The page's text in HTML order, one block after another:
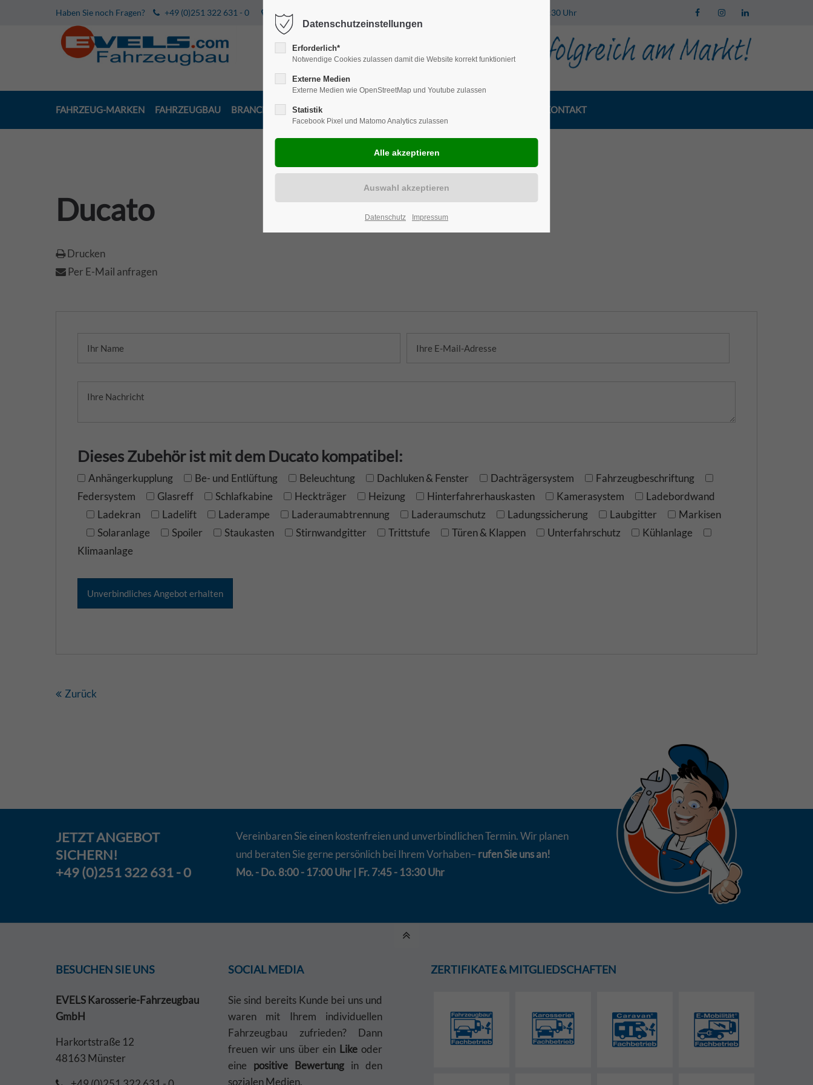
Haben Sie noch Fragen? +49 (0)251 322 631 - 0 Harkortstraße 12, 48163 Münster Mo.-Do. 8:00 - 17:00 | Fr. 7:45 - 13:30 Uhr
FAHRZEUG-MARKEN FAHRZEUGBAU BRANCHENLÖSUNGEN KONTAKT
Ducato
Drucken
Per E-Mail anfragen
Dieses Zubehör ist mit dem Ducato kompatibel:
Anhängerkupplung Be- und Entlüftung Beleuchtung Dachluken & Fenster Dachträgersystem
Fahrzeugbeschriftung
Federsystem
Glasreff Schlafkabine Heckträger Heizung Hinterfahrerhauskasten Kamerasystem
Ladebordwand
Ladekran
Ladelift Laderampe Laderaumabtrennung Laderaumschutz Ladungssicherung Laubgitter
Markisen
Solaranlage
Spoiler Staukasten Stirnwandgitter Trittstufe Türen & Klappen Unterfahrschutz
Kühlanlage
Klimaanlage
Zurück
JETZTANGEBOT
SICHERN!
+49 (0)251 322 631 - 0
Vereinbaren Sie einen kostenfreien und unverbindlichen Termin. Wir planen
und beraten Sie gerne persönlich bei Ihrem Vorhaben– rufen Sie uns an!
Mo. - Do. 8:00 - 17:00 Uhr | Fr. 7:45 - 13:30 Uhr
BESUCHEN SIE UNS
EVELS Karosserie-Fahrzeugbau
GmbH
Harkortstraße 12
48163 Münster
SOCIAL MEDIA
Sie sind bereits Kunde bei uns und
waren mit Ihrem individuellen
Fahrzeugbau zufrieden? Dann
freuen wir uns über ein Like oder
eine positive Bewertung in den
sozialen Medien.
ZERTIFIKATE & MITGLIEDSCHAFTEN
Datenschutzeinstellungen
Erforderlich*
Notwendige Cookies zulassen damit die Website korrekt funktioniert
Externe Medien
Externe Medien wie OpenStreetMap und Youtube zulassen
Statistik
Facebook Pixel und Matomo Analytics zulassen
Datenschutz Impressum